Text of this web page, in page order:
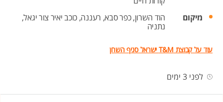
מיקום
הוד השרון,כפר סבא, רעננה, כוכב יאיר צור יגאל,
נתניה
עוד על קבוצת T&M ישראל סניף השרון
לפני 3 ימים